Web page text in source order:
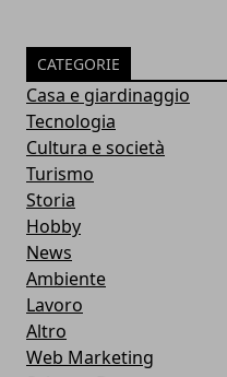
CATEGORIE
Casa e giardinaggio
Tecnologia
Cultura e società
Turismo
Storia
Hobby
News
Ambiente
Lavoro
Altro
Web Marketing